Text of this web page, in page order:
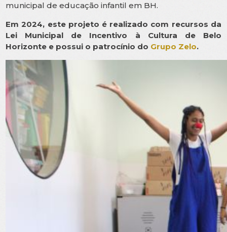
municipal de educação infantil em BH.
Em 2024, este projeto é realizado com recursos da
Lei Municipal de Incentivo à Cultura de Belo
Horizonte e possui o patrocínio do Grupo Zelo.